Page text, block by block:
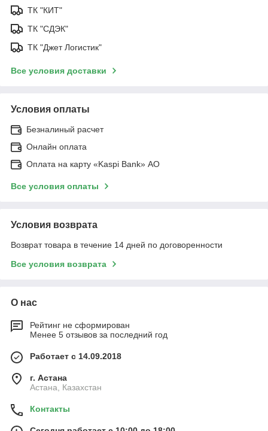
ТК "КИТ"
ТК "СДЭК"
ТК "Джет Логистик"
Все условия доставки
Условия оплаты
Безналиный расчет
Онлайн оплата
Оплата на карту «Kaspi Bank» АО
Все условия оплаты
Условия возврата
Возврат товара в течение 14 дней по договоренности
Все условия возврата
О нас
Рейтинг не сформирован
Менее 5 отзывов за последний год
Работает с 14.09.2018
г. Астана
Астана, Казахстан
Контакты